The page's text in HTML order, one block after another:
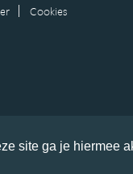
site ga je hiermee
Cookies